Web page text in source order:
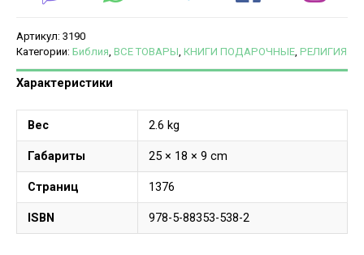
Артикул: 3190
Категории: Библия, ВСЕ ТОВАРЫ, КНИГИ ПОДАРОЧНЫЕ, РЕЛИГИЯ
Характеристики
Вес 2.6 kg
Габариты 25 × 18 × 9 cm
Страниц 1376
ISBN 978-5-88353-538-2